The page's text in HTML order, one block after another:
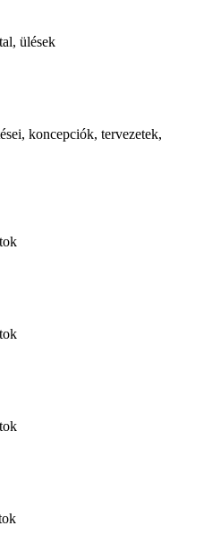
ülések
koncepciók, tervezetek,